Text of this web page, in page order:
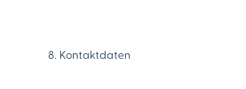
8. Kontaktdaten